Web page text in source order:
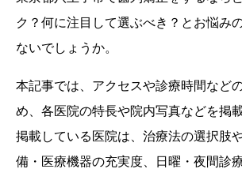
ク？何に注目して選ぶべき？とお悩み
ないでしょうか。
本記事では、アクセスや診療時間など
め、各医院の特長や院内写真などを掲
掲載している医院は、治療法の選択肢
備・医療機器の充実度、日曜・夜間診